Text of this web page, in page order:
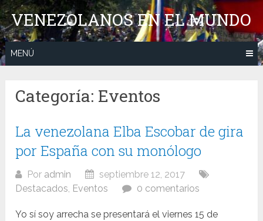
Saltar
al
contenido
VENEZOLANOS EN EL MUNDO
MENÚ
Categoría: Eventos
La venezolana Elba Escobar de gira
por España con su monólogo
Por admin
septiembre 12, 2017
Destacados, Eventos 0 comentarios
Yo sí soy arrecha se presentará el viernes 15 de